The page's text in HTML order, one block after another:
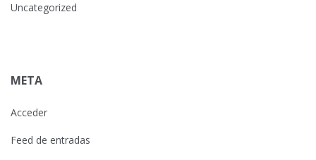
Uncategorized
META
Acceder
Feed de entradas